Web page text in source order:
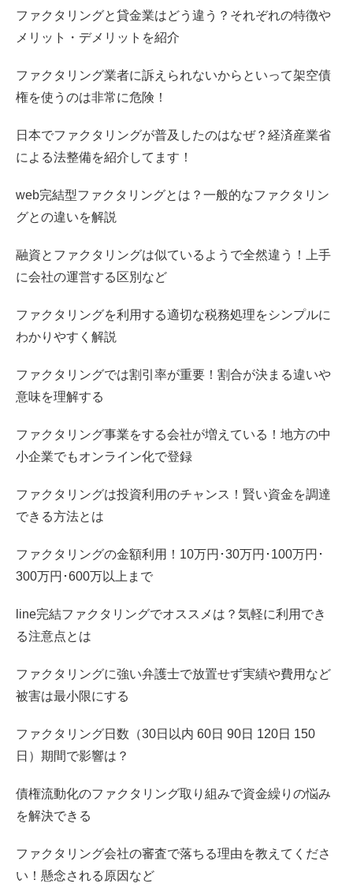
ファクタリングと貸金業はどう違う？それぞれの特徴や
メリット・デメリットを紹介
ファクタリング業者に訴えられないからといって架空債
権を使うのは非常に危険！
日本でファクタリングが普及したのはなぜ？経済産業省
による法整備を紹介してます！
web完結型ファクタリングとは？一般的なファクタリン
グとの違いを解説
融資とファクタリングは似ているようで全然違う！上手
に会社の運営する区別など
ファクタリングを利用する適切な税務処理をシンプルに
わかりやすく解説
ファクタリングでは割引率が重要！割合が決まる違いや
意味を理解する
ファクタリング事業をする会社が増えている！地方の中
小企業でもオンライン化で登録
ファクタリングは投資利用のチャンス！賢い資金を調達
できる方法とは
ファクタリングの金額利用！10万円･30万円･100万円･
300万円･600万以上まで
line完結ファクタリングでオススメは？気軽に利用でき
る注意点とは
ファクタリングに強い弁護士で放置せず実績や費用など
被害は最小限にする
ファクタリング日数（30日以内 60日 90日 120日 150
日）期間で影響は？
債権流動化のファクタリング取り組みで資金繰りの悩み
を解決できる
ファクタリング会社の審査で落ちる理由を教えてくださ
い！懸念される原因など